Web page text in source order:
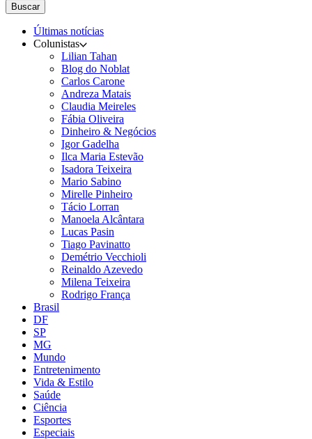
Buscar
Últimas notícias
Colunistas
Lilian Tahan
Blog do Noblat
Carlos Carone
Andreza Matais
Claudia Meireles
Fábia Oliveira
Dinheiro & Negócios
Igor Gadelha
Ilca Maria Estevão
Isadora Teixeira
Mario Sabino
Mirelle Pinheiro
Tácio Lorran
Manoela Alcântara
Lucas Pasin
Tiago Pavinatto
Demétrio Vecchioli
Reinaldo Azevedo
Milena Teixeira
Rodrigo França
Brasil
DF
SP
MG
Mundo
Entretenimento
Vida & Estilo
Saúde
Ciência
Esportes
Especiais